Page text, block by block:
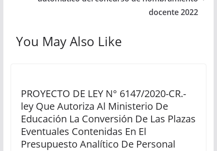
docente 2022
You May Also Like
PROYECTO DE LEY N° 6147/2020-CR.-
ley Que Autoriza Al Ministerio De
Educación La Conversión De Las Plazas
Eventuales Contenidas En El
Presupuesto Analítico De Personal